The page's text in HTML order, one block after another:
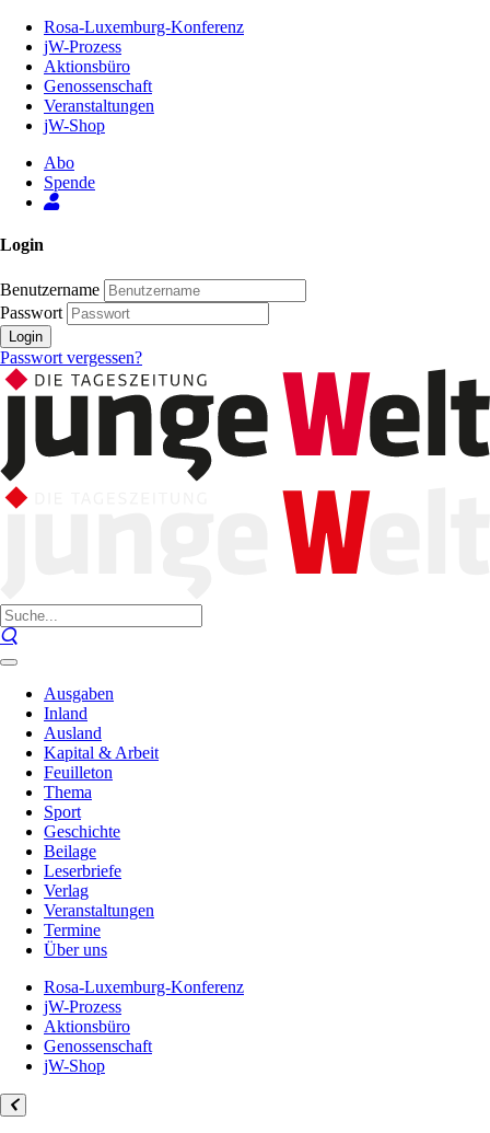
Inhalt
Seite
Rosa-Luxemburg-Konferenz
jW-Prozess
Aktionsbüro
Genossenschaft
Veranstaltungen
jW-Shop
Abo
Spende
Login
Benutzername
Passwort
Login
Passwort vergessen?
Ausgaben
Inland
Ausland
Kapital & Arbeit
Feuilleton
Thema
Sport
Geschichte
Beilage
Leserbriefe
Verlag
Veranstaltungen
Termine
Über uns
Rosa-Luxemburg-Konferenz
jW-Prozess
Aktionsbüro
Genossenschaft
jW-Shop